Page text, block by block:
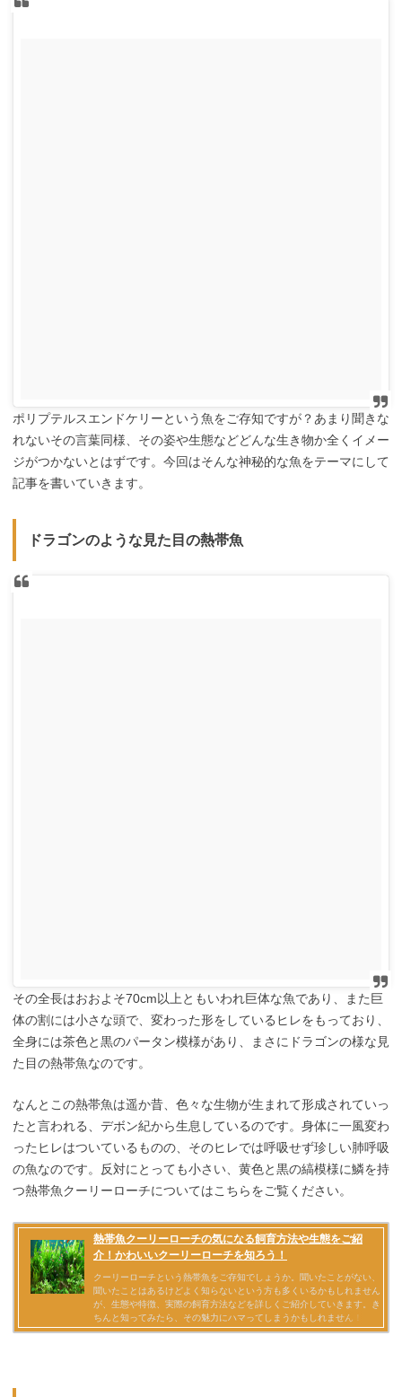
ポリプテルスエンドケリーという魚をご存知ですが？あまり聞きな
れないその言葉同様、その姿や生態などどんな生き物か全くイメー
ジがつかないとはずです。今回はそんな神秘的な魚をテーマにして
記事を書いていきます。
ドラゴンのような見た目の熱帯魚
その全長はおおよそ70cm以上ともいわれ巨体な魚であり、また巨
体の割には小さな頭で、変わった形をしているヒレをもっており、
全身には茶色と黒のパータン模様があり、まさにドラゴンの様な見
た目の熱帯魚なのです。
なんとこの熱帯魚は遥か昔、色々な生物が生まれて形成されていっ
たと言われる、デボン紀から生息しているのです。身体に一風変わ
ったヒレはついているものの、そのヒレでは呼吸せず珍しい肺呼吸
の魚なのです。反対にとっても小さい、黄色と黒の縞模様に鱗を持
つ熱帯魚クーリーローチについてはこちらをご覧ください。